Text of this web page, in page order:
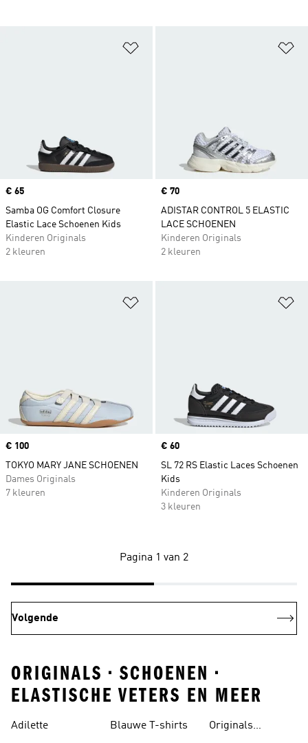
Price
€ 65
Samba OG Comfort Closure
Elastic Lace Schoenen Kids
Kinderen Originals
2 kleuren
Price
€ 70
ADISTAR CONTROL 5 ELASTIC
LACE SCHOENEN
Kinderen Originals
2 kleuren
Price
€ 100
TOKYO MARY JANE SCHOENEN
Dames Originals
7 kleuren
Price
€ 60
SL 72 RS Elastic Laces Schoenen
Kids
Kinderen Originals
3 kleuren
Pagina 1 van 2
Volgende
ORIGINALS • SCHOENEN •
ELASTISCHE VETERS EN MEER
Adilette Blauwe T-shirts
Originals